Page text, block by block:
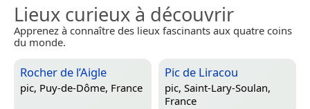
Lieux curieux à découvrir
Apprenez à connaître des lieux fascinants aux quatre coins
du monde.
Rocher de l’Aigle
pic, Puy-de-Dôme, France
Pic de Liracou
pic, Saint-Lary-Soulan,
France